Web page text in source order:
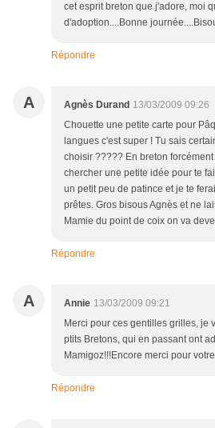
cet esprit breton que j'adore, moi
d'adoption....Bonne
Répondre
A Agnès Durand 13/03/2009 09:26
Chouette une petite carte pour
langues c'est super ! Tu sais
choisir ????? En breton
chercher une petite idée pour te
un petit peu de patince et je te
prêtes. Gros bisous Agnès et ne
Mamie du point de coix on va
Répondre
A Annie 13/03/2009 09:21
Merci pour ces gentilles grilles, je
ptits Bretons, qui en passant ont
Mamigoz!!!Encore merci pour
Répondre